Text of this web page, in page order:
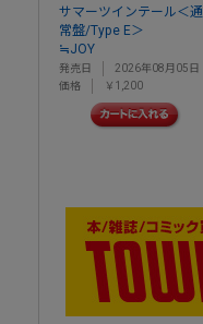
サマーツインテール＜通
常盤/Type E＞
≒JOY
発売日
2026年08月05日
価格
￥1,200